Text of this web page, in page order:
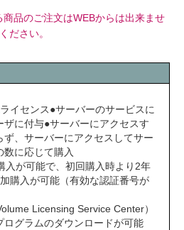
品のご注文はWEBからは出来ませ
ださい。
イセンス●サーバーのサービスに
ザに付与●サーバーにアクセスす
ず、サーバーにアクセスしてサー
数に応じて購入
入が可能で、初回購入時より2年
購入が可能（有効な認証番号が
Licensing Service Center）
ログラムのダウンロードが可能